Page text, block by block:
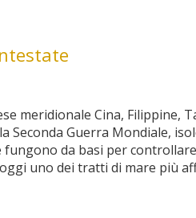
meridionale Cina, Filippine,
Seconda Guerra Mondiale,
fungono da basi per
uno dei tratti di mare più